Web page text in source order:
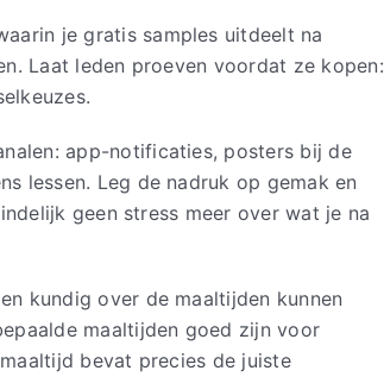
je gratis samples uitdeelt na
Laat leden proeven voordat ze kopen:
app-notificaties, posters bij de
lessen. Leg de nadruk op gemak en
geen stress meer over wat je na
kundig over de maaltijden kunnen
maaltijden goed zijn voor
bevat precies de juiste